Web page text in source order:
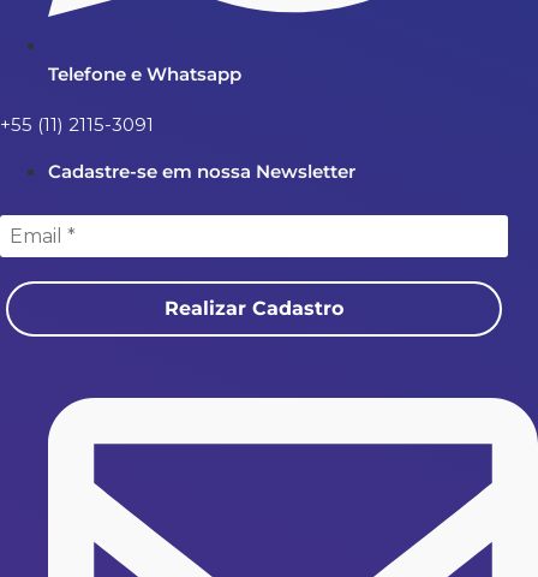
Telefone e Whatsapp
+55 (11) 2115-3091
Cadastre-se em nossa Newsletter
Realizar Cadastro